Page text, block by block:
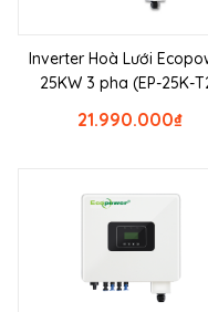
Inverter Hoà Lưới
25KW 3 pha (EP-25K-
₫
21.990.000